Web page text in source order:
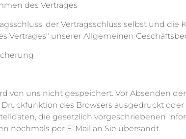
des Vertrages
der Vertragsschluss selbst und
Vertrages" unserer Allgemeinen
von uns nicht gespeichert. Vor Absenden
des Browsers ausgedruckt
die gesetzlich vorgeschriebenen
nochmals per E-Mail an Sie übersandt.